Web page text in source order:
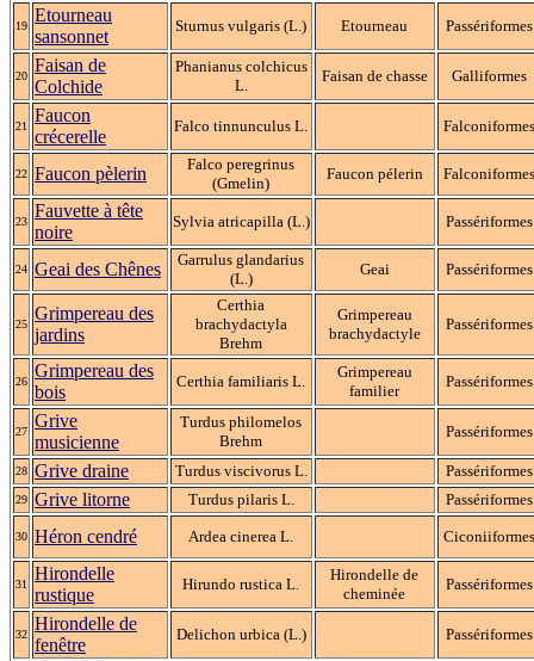
19
Etourneau
sansonnet
Sturnus vulgaris (L.) Etourneau Passériformes
20
Faisan de
Colchide
Phanianus colchicus
L.
Faisan de chasse Galliformes
21
Faucon
crécerelle
Falco tinnunculus L.
22 Faucon pèlerin
Falco peregrinus
(Gmelin)
Faucon pélerin
23
Fauvette à tête
noire
Sylvia atricapilla (L.) Passériformes
24 Geai des Chênes
Garrulus glandarius
(L.)
Geai Passériformes
25
Grimpereau des
jardins
Certhia
brachydactyla
Brehm
Grimpereau
brachydactyle
Passériformes
26
Grimpereau des
bois
Certhia familiaris L.
Grimpereau
familier
Passériformes
27
Grive
musicienne
Turdus philomelos
Brehm
Passériformes
28 Grive draine Turdus viscivorus L. Passériformes
29 Grive litorne Turdus pilaris L. Passériformes
30 Héron cendré Ardea cinerea L.
31
Hirondelle
rustique
Hirundo rustica L.
Hirondelle de
cheminée
Passériformes
32
Hirondelle de
fenêtre
Delichon urbica (L.) Passériformes